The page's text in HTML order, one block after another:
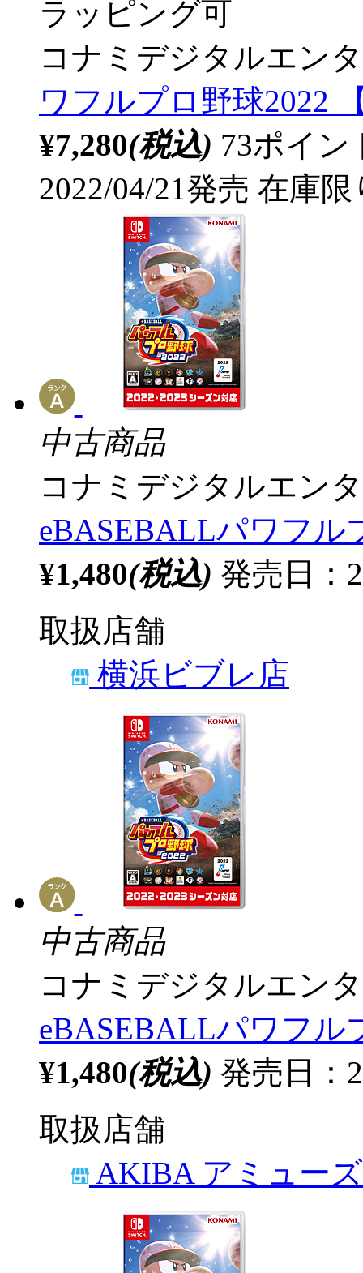
ラッピング可
コナミデジタルエン
ワフルプロ野球2022
¥7,280(税込) 73ポイ
2022/04/21発売 在庫限
中古商品
コナミデジタルエン
eBASEBALLパワフル
¥1,480(税込) 発売日：
取扱店舗
横浜ビブレ店
中古商品
コナミデジタルエン
eBASEBALLパワフル
¥1,480(税込) 発売日：
取扱店舗
AKIBA アミュー